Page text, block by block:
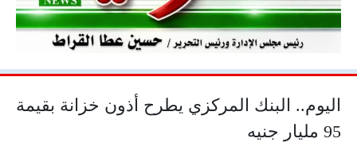
اليوم.. البنك المركزي يطرح أذون خزانة بقيمة
95 مليار جنيه